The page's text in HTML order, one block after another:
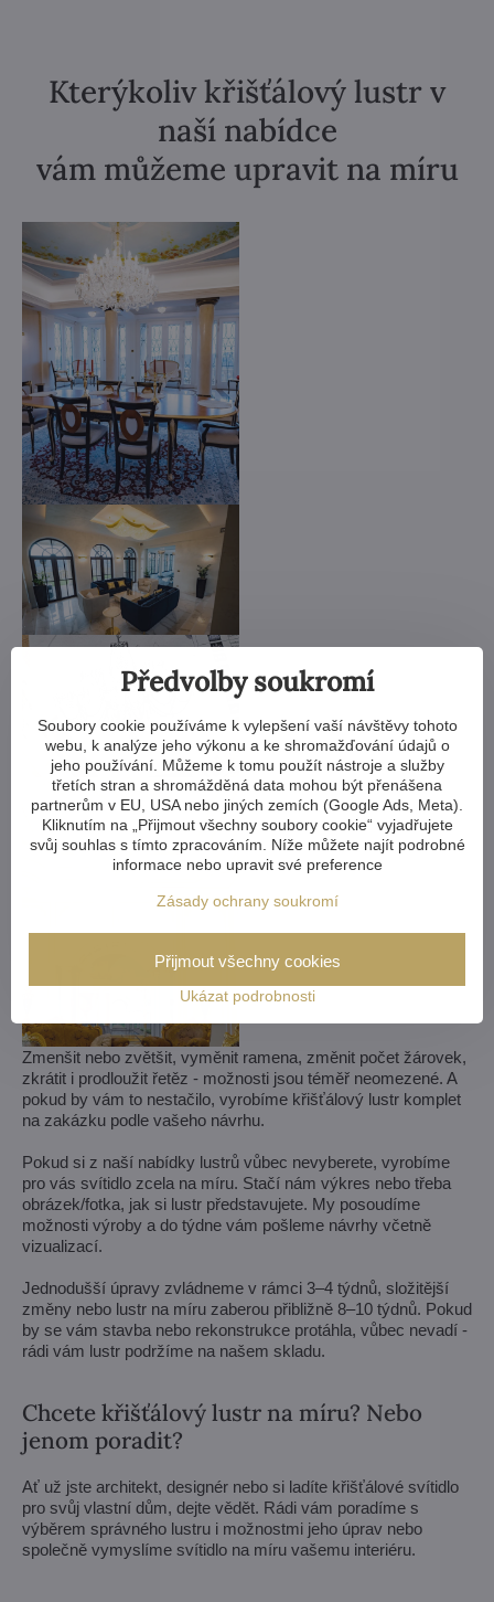
Kterýkoliv křišťálový lustr v
naší nabídce
vám můžeme upravit na míru
Zmenšit nebo zvětšit, vyměnit ramena, změnit počet žárovek,
zkrátit i prodloužit řetěz - možnosti jsou téměř neomezené. A
pokud by vám to nestačilo, vyrobíme křišťálový lustr komplet
na zakázku podle vašeho návrhu.
Pokud si z naší nabídky lustrů vůbec nevyberete, vyrobíme
pro vás svítidlo zcela na míru. Stačí nám výkres nebo třeba
obrázek/fotka, jak si lustr představujete. My posoudíme
možnosti výroby a do týdne vám pošleme návrhy včetně
vizualizací.
Jednodušší úpravy zvládneme v rámci 3–4 týdnů, složitější
změny nebo lustr na míru zaberou přibližně 8–10 týdnů. Pokud
by se vám stavba nebo rekonstrukce protáhla, vůbec nevadí -
rádi vám lustr podržíme na našem skladu.
Chcete křišťálový lustr na míru? Nebo
jenom poradit?
Ať už jste architekt, designér nebo si ladíte křišťálové svítidlo
pro svůj vlastní dům, dejte vědět. Rádi vám poradíme s
výběrem správného lustru i možnostmi jeho úprav nebo
společně vymyslíme svítidlo na míru vašemu interiéru.
Předvolby soukromí
Soubory cookie používáme k vylepšení vaší návštěvy tohoto
webu, k analýze jeho výkonu a ke shromažďování údajů o
jeho používání. Můžeme k tomu použít nástroje a služby
třetích stran a shromážděná data mohou být přenášena
partnerům v EU, USA nebo jiných zemích (Google Ads, Meta).
Kliknutím na „Přijmout všechny soubory cookie“ vyjadřujete
svůj souhlas s tímto zpracováním. Níže můžete najít podrobné
informace nebo upravit své preference
Zásady ochrany soukromí
Ukázat podrobnosti
Přijmout všechny cookies